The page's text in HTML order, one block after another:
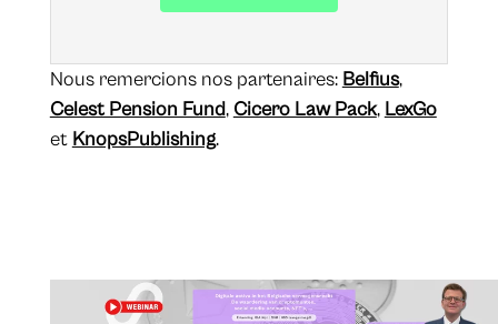
Nous remercions nos partenaires: Belfius,
Celest Pension Fund, Cicero Law Pack, LexGo
et KnopsPublishing.